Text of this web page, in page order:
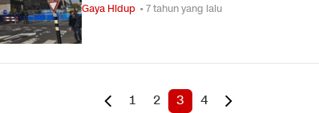
Gaya Hidup • 7 tahun yang lalu
1 2 3 4